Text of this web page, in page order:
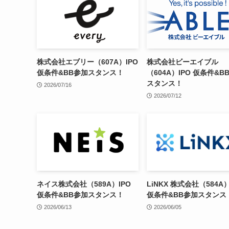
株式会社エブリー（607A）IPO
仮条件&BB参加スタンス！
2026/07/16
株式会社ビーエイブル
（604A）IPO 仮条件
スタンス！
2026/07/12
ネイス株式会社（589A）IPO
仮条件&BB参加スタンス！
2026/06/13
LiNKX 株式会社（584A
仮条件&BB参加スタンス
2026/06/05